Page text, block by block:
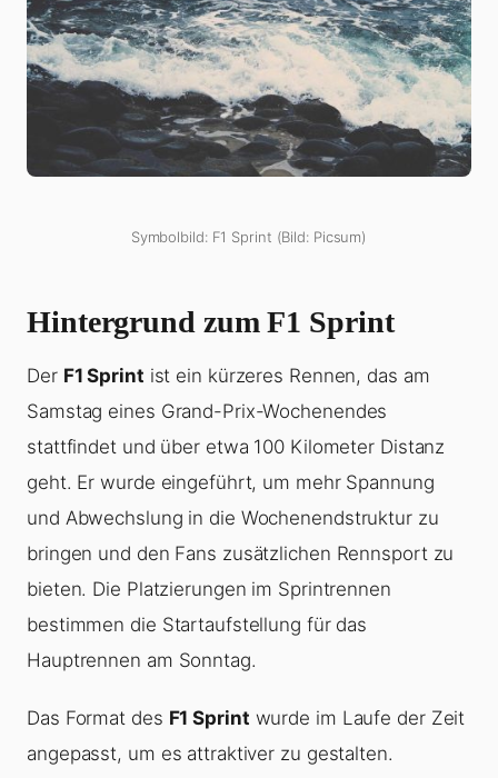
Symbolbild: F1 Sprint (Bild: Picsum)
Hintergrund zum F1 Sprint
Der F1 Sprint ist ein kürzeres Rennen, das am
Samstag eines Grand-Prix-Wochenendes
stattfindet und über etwa 100 Kilometer Distanz
geht. Er wurde eingeführt, um mehr Spannung
und Abwechslung in die Wochenendstruktur zu
bringen und den Fans zusätzlichen Rennsport zu
bieten. Die Platzierungen im Sprintrennen
bestimmen die Startaufstellung für das
Hauptrennen am Sonntag.
Das Format des F1 Sprint wurde im Laufe der Zeit
angepasst, um es attraktiver zu gestalten.